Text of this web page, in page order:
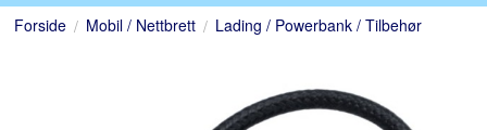
Forside Mobil / Nettbrett Lading / Powerbank / Tilbehør